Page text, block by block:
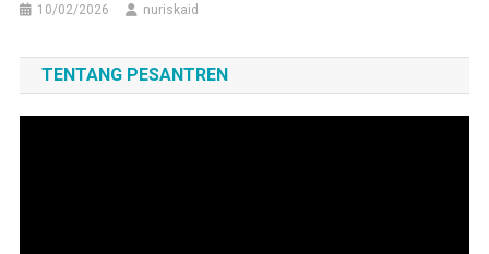
10/02/2026 nuriskaid
TENTANG PESANTREN